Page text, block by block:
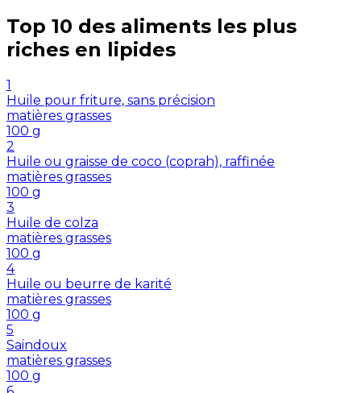
Top 10 des aliments les plus
riches en lipides
1
Huile pour friture, sans précision
matières grasses
100 g
2
Huile ou graisse de coco (coprah), raffinée
matières grasses
100 g
3
Huile de colza
matières grasses
100 g
4
Huile ou beurre de karité
matières grasses
100 g
5
Saindoux
matières grasses
100 g